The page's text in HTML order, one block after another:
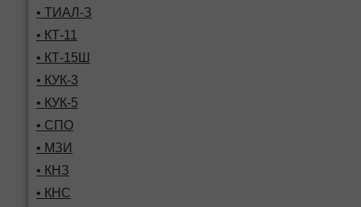
• ТИАЛ-З
• КТ-11
• КТ-15Ш
• КУК-3
• КУК-5
• СПО
• МЗИ
• КНЗ
• КНС